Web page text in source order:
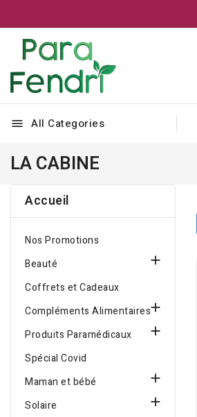
menu All Categories
LA CABINE
Accueil
Nos Promotions
Beauté

Coffrets et Cadeaux
Compléments Alimentaires
Produits Paramédicaux 
Spécial Covid
Maman et bébé

Solaire 